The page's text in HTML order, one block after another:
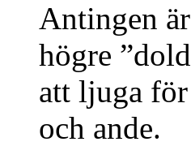
Antingen
högre
att ljuga
och ande.